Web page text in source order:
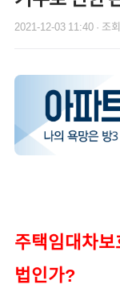
2021-12-03 11:40 · 조회
주택임대차
법인가?